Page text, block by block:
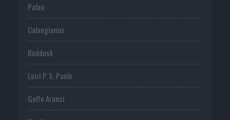
Palau
Calangianus
Buddusò
Loiri P. S. Paolo
Golfo Aranci